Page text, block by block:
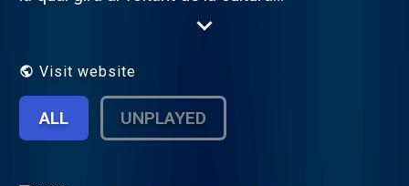
les noves tendències com Internet.
Visit website
ALL UNPLAYED